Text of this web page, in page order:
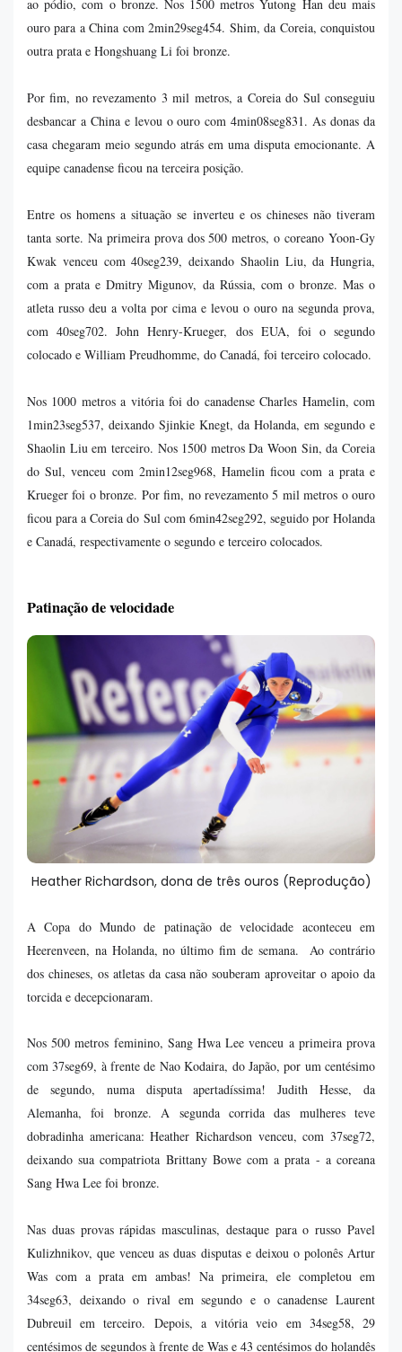
ao pódio, com o bronze. Nos 1500 metros Yutong Han deu mais
ouro para a China com 2min29seg454. Shim, da Coreia, conquistou
outra prata e Hongshuang Li foi bronze.
Por fim, no revezamento 3 mil metros, a Coreia do Sul conseguiu
desbancar a China e levou o ouro com 4min08seg831. As donas da
casa chegaram meio segundo atrás em uma disputa emocionante. A
equipe canadense ficou na terceira posição.
Entre os homens a situação se inverteu e os chineses não tiveram
tanta sorte. Na primeira prova dos 500 metros, o coreano Yoon-Gy
Kwak venceu com 40seg239, deixando Shaolin Liu, da Hungria,
com a prata e Dmitry Migunov, da Rússia, com o bronze. Mas o
atleta russo deu a volta por cima e levou o ouro na segunda prova,
com 40seg702. John Henry-Krueger, dos EUA, foi o segundo
colocado e William Preudhomme, do Canadá, foi terceiro colocado.
Nos 1000 metros a vitória foi do canadense Charles Hamelin, com
1min23seg537, deixando Sjinkie Knegt, da Holanda, em segundo e
Shaolin Liu em terceiro. Nos 1500 metros Da Woon Sin, da Coreia
do Sul, venceu com 2min12seg968, Hamelin ficou com a prata e
Krueger foi o bronze. Por fim, no revezamento 5 mil metros o ouro
ficou para a Coreia do Sul com 6min42seg292, seguido por Holanda
e Canadá, respectivamente o segundo e terceiro colocados.
Patinação de velocidade
Heather Richardson, dona de três ouros (Reprodução)
A Copa do Mundo de patinação de velocidade aconteceu em
Heerenveen, na Holanda, no último fim de semana. Ao contrário
dos chineses, os atletas da casa não souberam aproveitar o apoio da
torcida e decepcionaram.
Nos 500 metros feminino, Sang Hwa Lee venceu a primeira prova
com 37seg69, à frente de Nao Kodaira, do Japão, por um centésimo
de segundo, numa disputa apertadíssima! Judith Hesse, da
Alemanha, foi bronze. A segunda corrida das mulheres teve
dobradinha americana: Heather Richardson venceu, com 37seg72,
deixando sua compatriota Brittany Bowe com a prata - a coreana
Sang Hwa Lee foi bronze.
Nas duas provas rápidas masculinas, destaque para o russo Pavel
Kulizhnikov, que venceu as duas disputas e deixou o polonês Artur
Was com a prata em ambas! Na primeira, ele completou em
34seg63, deixando o rival em segundo e o canadense Laurent
Dubreuil em terceiro. Depois, a vitória veio em 34seg58, 29
centésimos de segundos à frente de Was e 43 centésimos do holandês